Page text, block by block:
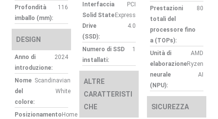
Profondità
imballo (mm):
116
DESIGN
Anno di
introduzione:
2024
Nome
del
colore:
Scandinavian
White
Posizionamento Home
Interfaccia
Solid State
Drive
(SSD):
PCI
Express
4.0
Numero di SSD
installati:
1
ALTRE
CARATTERISTI
CHE
Prestazioni
totali del
processore fino
a (TOPs):
80
Unità di
elaborazione
neurale
(NPU):
AMD
Ryzen
AI
SICUREZZA